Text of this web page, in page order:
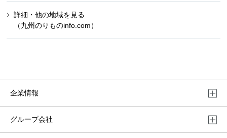
詳細・他の地域を見る
（九州のりものinfo.com）
企業情報
グループ会社